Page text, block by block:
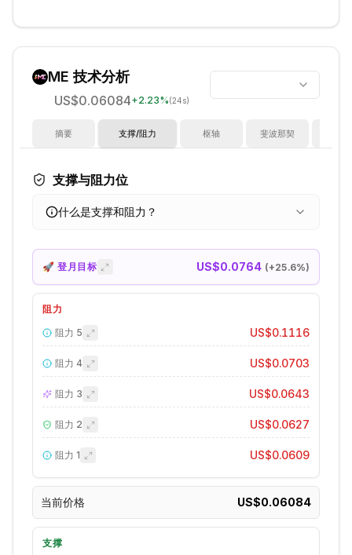
ME 技术分析
US$0.06084+2.23%(24s)
摘要 支撑/阻力 枢轴 斐波那契
支撑与阻力位
什么是支撑和阻力？
🚀 登月目标 US$0.0764 (+25.6%)
阻力
阻力 5 US$0.1116
阻力 4 US$0.0703
阻力 3 US$0.0643
阻力 2 US$0.0627
阻力 1 US$0.0609
当前价格 US$0.06084
支撑